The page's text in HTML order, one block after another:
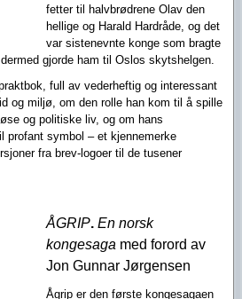
fetter til halvbrødrene Olav den
hellige og Harald Hardråde, og det
var sistenevnte konge som bragte
gjorde ham til Oslos skytshelgen.
full av vederheftig og interessant
og miljø, om den rolle han kom til å spille
og politiske liv, og om hans
profant symbol – et kjennemerke
fra brev-logoer til de tusener
ÅGRIP. En norsk
kongesaga med forord av
Jon Gunnar Jørgensen
Ågrip er den første kongesagaen